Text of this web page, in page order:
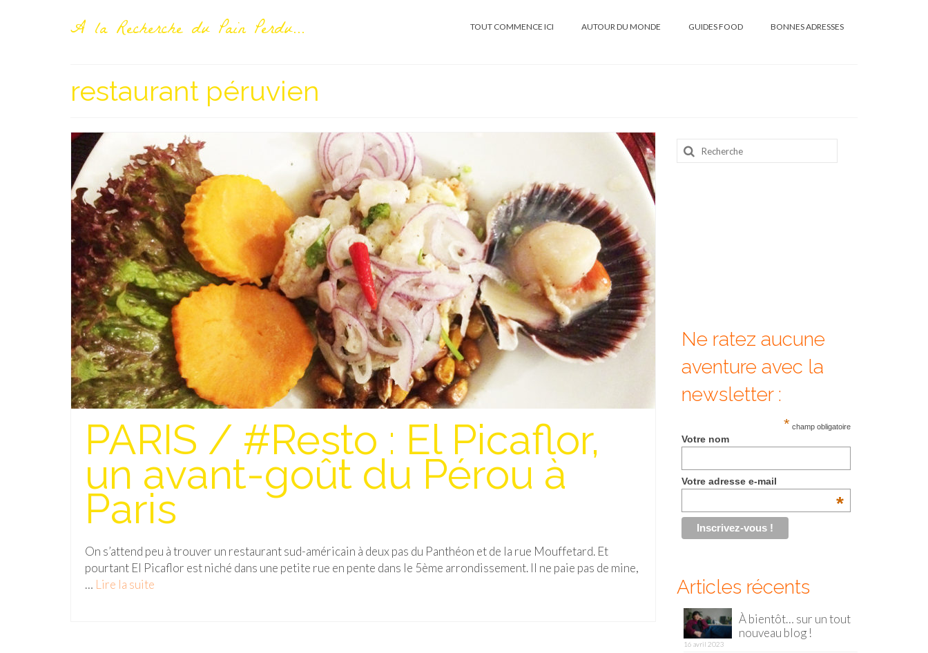
A la Recherche du Pain Perdu... TOUT COMMENCE ICI AUTOUR DU MONDE GUIDES FOOD BONNES ADRESSES
restaurant péruvien
PARIS / #Resto : El Picaflor,
un avant-goût du Pérou à
Paris
On s’attend peu à trouver un restaurant sud-américain à deux pas du Panthéon et de la rue Mouffetard. Et
pourtant El Picaflor est niché dans une petite rue en pente dans le 5ème arrondissement. Il ne paie pas de mine,
… Lire la suite­­
Rechercher
:
Ne ratez aucune
aventure avec la
newsletter :
* champ obligatoire
Votre nom
Votre adresse e-mail
*
Articles récents
À bientôt… sur un tout
nouveau blog !
16 avril 2023